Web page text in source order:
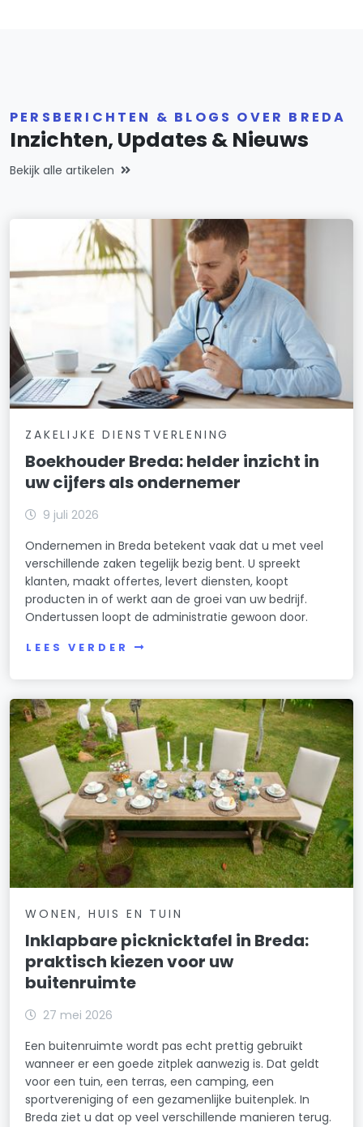
PERSBERICHTEN & BLOGS OVER BREDA
Inzichten, Updates & Nieuws
Bekijk alle artikelen
ZAKELIJKE DIENSTVERLENING
Boekhouder Breda: helder inzicht in
uw cijfers als ondernemer
9 juli 2026
Ondernemen in Breda betekent vaak dat u met veel
verschillende zaken tegelijk bezig bent. U spreekt
klanten, maakt offertes, levert diensten, koopt
producten in of werkt aan de groei van uw bedrijf.
Ondertussen loopt de administratie gewoon door.
LEES VERDER
WONEN, HUIS EN TUIN
Inklapbare picknicktafel in Breda:
praktisch kiezen voor uw
buitenruimte
27 mei 2026
Een buitenruimte wordt pas echt prettig gebruikt
wanneer er een goede zitplek aanwezig is. Dat geldt
voor een tuin, een terras, een camping, een
sportvereniging of een gezamenlijke buitenplek. In
Breda ziet u dat op veel verschillende manieren terug.